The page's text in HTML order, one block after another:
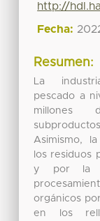
http://
Fecha:
Resumen:
La
pescado a
millones
Asimismo,
los residuos
y por la
orgánicos
en los